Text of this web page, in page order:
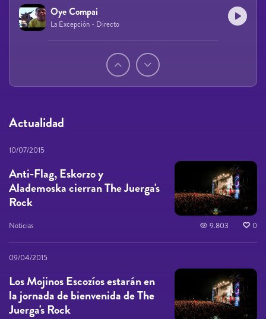
Oye Compai
La Excepción - Directo
Actualidad
10/07/2015
Anti-Flag, Eskorzo y
Alademoska cierran The Juerga's
Rock
Noticias 9.803 0
09/04/2015
Los Mojinos Escozíos estarán en
la jornada de bienvenida de The
Juerga's Rock